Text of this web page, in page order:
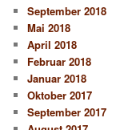
September 2018
Mai 2018
April 2018
Februar 2018
Januar 2018
Oktober 2017
September 2017